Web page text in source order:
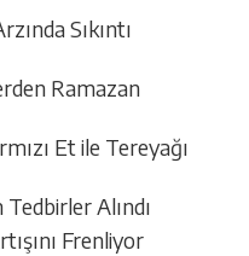
Sıkıntı
Ramazan
Et ile Tereyağı
Alındı
Frenliyor